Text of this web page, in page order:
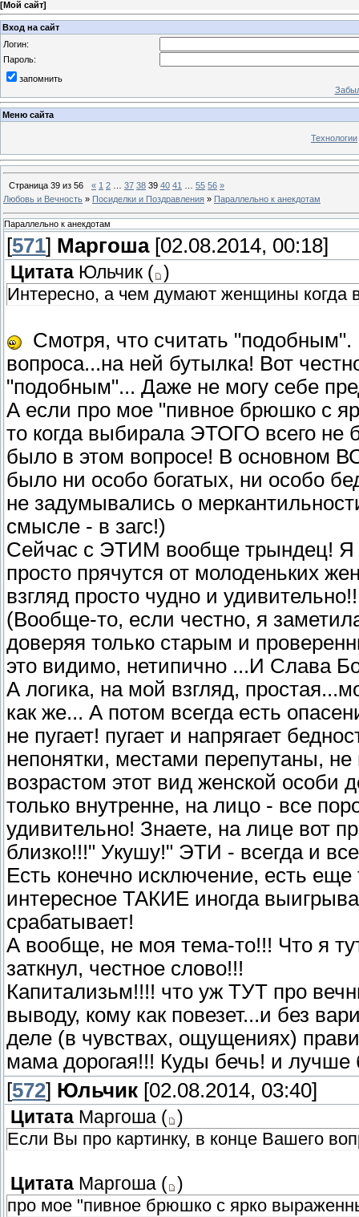
[Мой сайт]
Вход на сайт
Логин:
Пароль:
запомнить
Меню сайта
Технологии
Страница 39 из 56 « 1 2 37 38 39 40 41 55 56 »
Любовь и Вечность » Посиделки и Поздравления » Параллельно к анекдотам
Параллельно к анекдотам
[571] Маргоша[02.08.2014, 00:18]
Цитата Юльчик ( )
Интересно, а чем думают женщины когда
Смотря, что считать
вопроса...на ней бутылка! Вот
"подобным"... Даже не могу себе
А если про мое "пивное брюшко с
то когда выбирала ЭТОГО всего
было в этом вопросе! В основном
было ни особо богатых, ни особо
не задумывались о
смысле - в загс!)
Сейчас с ЭТИМ вообще трындец! Я
просто прячутся от молоденьких
взгляд просто чудно и
(Вообще-то, если честно, я
доверяя только старым и
это видимо, нетипично ...И Слава
А логика, на мой взгляд,
как же... А потом всегда есть
не пугает! пугает и напрягает
непонятки, местами перепутаны,
возрастом этот вид женской особи
только внутренне, на лицо - все
удивительно! Знаете, на лице вот
близко!!!" Укушу!" ЭТИ - всегда и
Есть конечно исключение, есть
интересное ТАКИЕ иногда
срабатывает!
А вообще, не моя тема-то!!! Что я
заткнул, честное слово!!!
Капитализьм!!!! что уж ТУТ про
выводу, кому как повезет...и без
деле (в чувствах, ощущениях)
мама дорогая!!! Куды бечь! и лучше
[572] Юльчик [02.08.2014, 03:40]
Цитата Маргоша ( )
Если Вы про картинку, в конце Вашего
Цитата Маргоша ( )
про мое "пивное брюшко с ярко